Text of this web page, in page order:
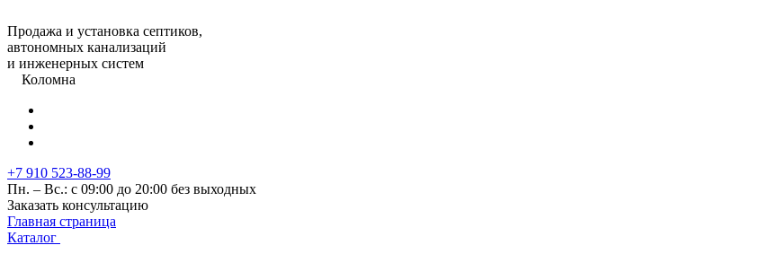
Продажа и установка септиков,
автономных канализаций
и инженерных систем
Коломна
+7 910 523-88-99
Пн. – Вс.: с 09:00 до 20:00 без выходных
Заказать консультацию
Главная страница
Каталог